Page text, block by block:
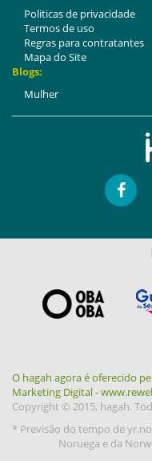
Politicas de privacidade
Termos de uso
Regras para contratantes
Mapa do Site
Blogs:
Mulher
O hagah agora é oferecido
Marketing Digital -
Copyright © 2015, hagah.
* Previsão do tempo de
Noruega e da